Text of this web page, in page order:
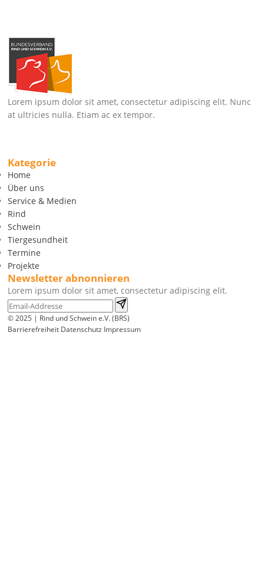
Lorem ipsum dolor sit amet, consectetur adipiscing elit. Nunc
at ultricies nulla. Etiam ac ex tempor.
Kategorie
Home
Über uns
Service & Medien
Rind
Schwein
Tiergesundheit
Termine
Projekte
Newsletter abnonnieren
Lorem ipsum dolor sit amet, consectetur adipiscing elit.
© 2025 | Rind und Schwein e.V. (BRS)
Barrierefreiheit Datenschutz Impressum